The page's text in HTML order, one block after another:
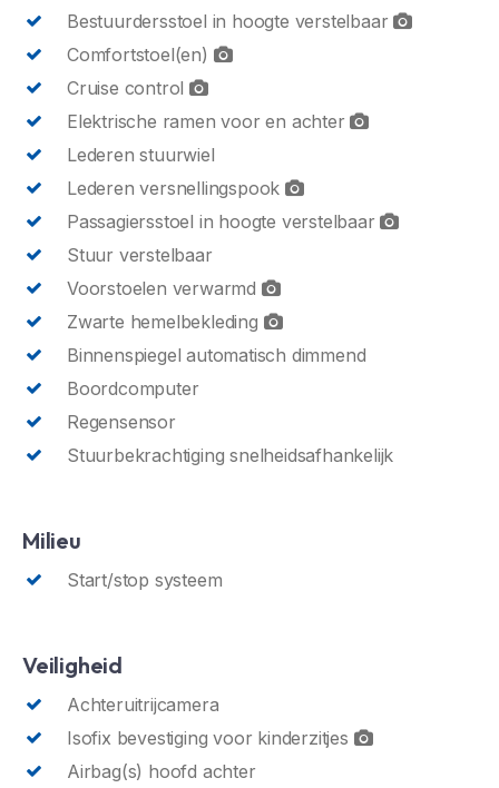
Bestuurdersstoel in hoogte verstelbaar
Comfortstoel(en)
Cruise control
Elektrische ramen voor en achter
Lederen stuurwiel
Lederen versnellingspook
Passagiersstoel in hoogte verstelbaar
Stuur verstelbaar
Voorstoelen verwarmd
Zwarte hemelbekleding
Binnenspiegel automatisch dimmend
Boordcomputer
Regensensor
Stuurbekrachtiging snelheidsafhankelijk
Milieu
Start/stop systeem
Veiligheid
Achteruitrijcamera
Isofix bevestiging voor kinderzitjes
Airbag(s) hoofd achter